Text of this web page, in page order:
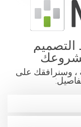
، وسنرافقك على